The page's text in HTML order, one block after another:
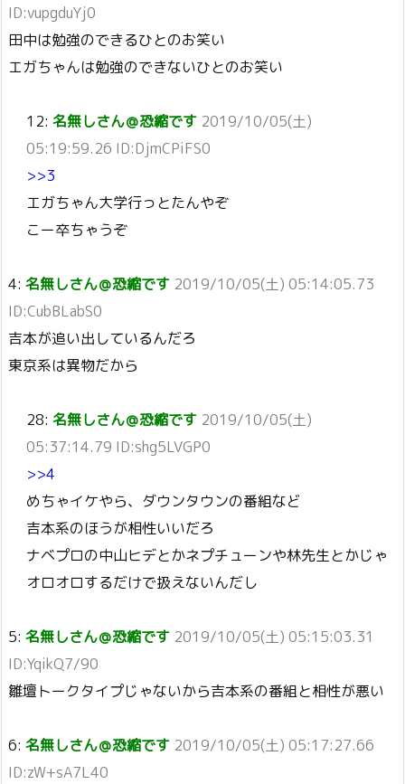
ID:vupgduYj0
田中は勉強のできるひとのお笑い
エガちゃんは勉強のできないひとのお笑い
12: 名無しさん＠恐縮です 2019/10/05(土)
05:19:59.26 ID:DjmCPiFS0
>>3
エガちゃん大学行っとたんやぞ
こー卒ちゃうぞ
4: 名無しさん＠恐縮です 2019/10/05(土) 05:14:05.73
ID:CubBLabS0
吉本が追い出しているんだろ
東京系は異物だから
28: 名無しさん＠恐縮です 2019/10/05(土)
05:37:14.79 ID:shg5LVGP0
>>4
めちゃイケやら、ダウンタウンの番組など
吉本系のほうが相性いいだろ
ナベプロの中山ヒデとかネプチューンや林先生とかじゃ
オロオロするだけで扱えないんだし
5: 名無しさん＠恐縮です 2019/10/05(土) 05:15:03.31
ID:YqikQ7/90
雛壇トークタイプじゃないから吉本系の番組と相性が悪い
6: 名無しさん＠恐縮です 2019/10/05(土) 05:17:27.66
ID:zW+sA7L40